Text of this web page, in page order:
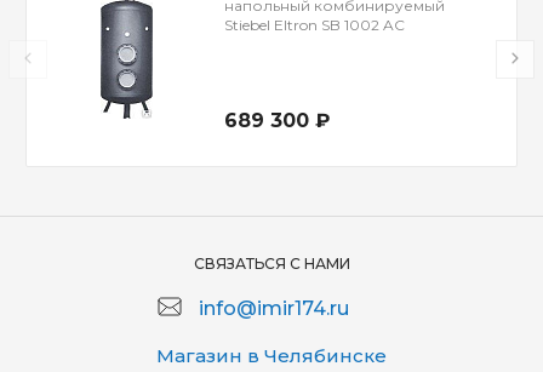
напольный комбинируемый
Stiebel Eltron SB 1002 AC
689 300 ₽
СВЯЗАТЬСЯ С НАМИ
info@imir174.ru
Магазин в Челябинске